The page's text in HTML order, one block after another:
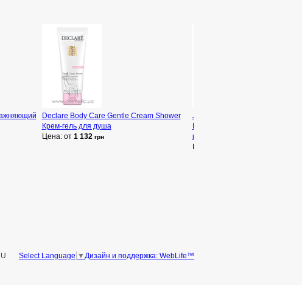
Declare Body Care Gentle Cream Shower
Крем-гель для душа
Цена: от 1 132 грн
Juvena Body Care Daily
восстанавливающий
Дизайн и поддержка: WebLife™
Select Language ▼